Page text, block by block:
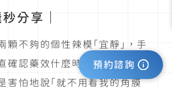
分享｜
顆不夠的個性辣模「宜靜」，手
確認藥效什麼時候開始，擔心
害怕地說「就不用看我的角膜
預約諮詢